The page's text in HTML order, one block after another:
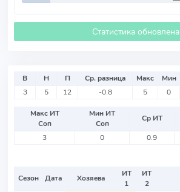
Статистика обновлена
В Н П Ср. разница Макс Мин
3
5 12 -0.8 5 0
Макс ИТ
Соп
Мин ИТ
Соп
Ср ИТ
3
0 0.9
Сезон Дата Хозяева
ИТ
1
ИТ
2